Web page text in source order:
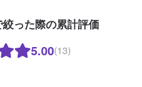
った際の累計評価
5.00(13)